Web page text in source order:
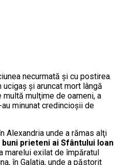
necurmată şi cu postirea.
şi aruncat mort lângă
mulţime de oameni, a
minunat credincioşii de
Alexandria unde a rămas alţi
prieteni ai Sfântului Ioan
marelui exilat de împăratul
în Galatia, unde a păstorit